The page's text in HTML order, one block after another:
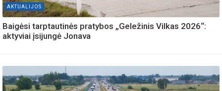
AKTUALIJOS
Baigėsi tarptautinės pratybos „Geležinis Vilkas 2026“:
aktyviai įsijungė Jonava